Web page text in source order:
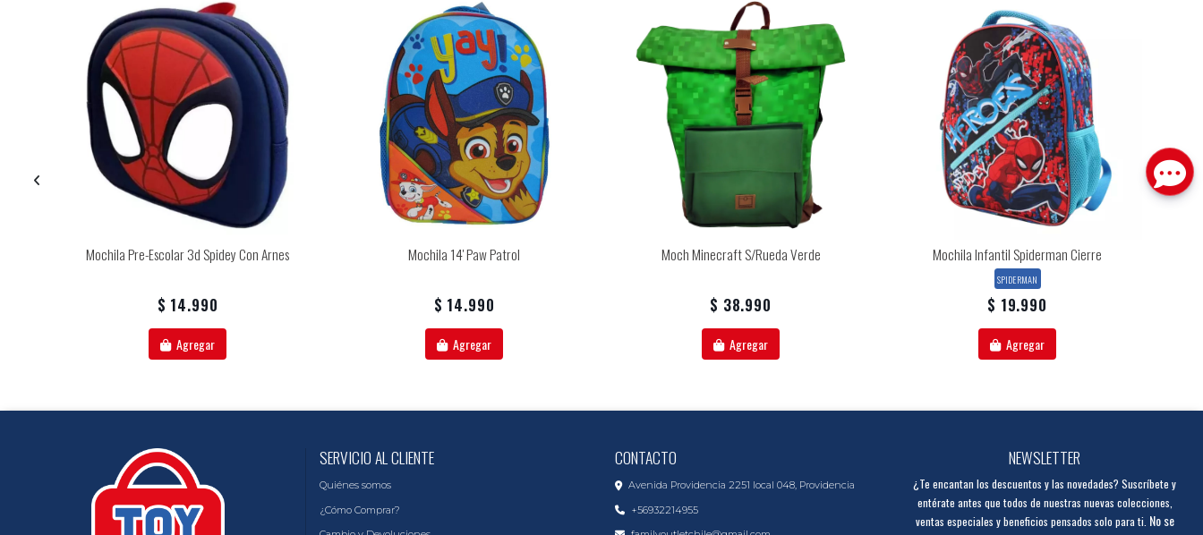
Mochila Pre-Escolar 3d Spidey Con Arnes
$ 14.990
Agregar
Mochila 14' Paw Patrol
$ 14.990
Agregar
Moch Minecraft S/rueda Verde
$ 38.990
Agregar
Mochila Infantil Spiderman Cierre
SPIDERMAN
$ 19.990
Agregar
SERVICIO AL CLIENTE
Quiénes somos
¿Cómo Comprar?
CONTACTO
Avenida Providencia 2251 local 048, Providencia
+56932214955
NEWSLETTER
¿Te encantan los descuentos y las novedades? Suscríbete y
entérate antes que todos de nuestras nuevas colecciones,
ventas especiales y beneficios pensados solo para ti. No se